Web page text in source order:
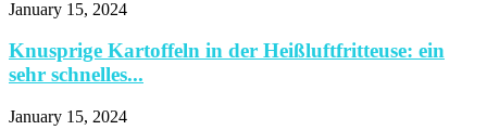
January 15, 2024
Knusprige Kartoffeln in der Heißluftfritteuse: ein
sehr schnelles...
January 15, 2024